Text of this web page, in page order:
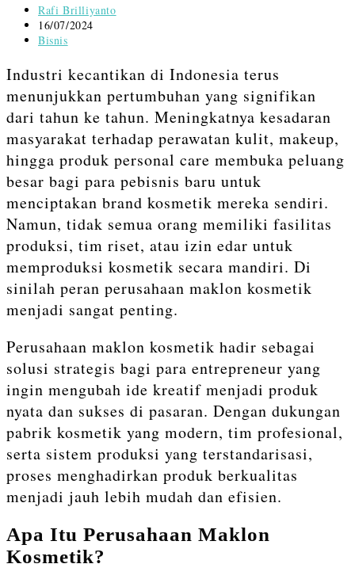
Post
author:
Rafi Brilliyanto
Post
published:
16/07/2024
Post
Bisnis
Industri kecantikan di Indonesia terus
menunjukkan pertumbuhan yang signifikan
dari tahun ke tahun. Meningkatnya kesadaran
masyarakat terhadap perawatan kulit, makeup,
hingga produk personal care membuka peluang
besar bagi para pebisnis baru untuk
menciptakan brand kosmetik mereka sendiri.
Namun, tidak semua orang memiliki fasilitas
produksi, tim riset, atau izin edar untuk
memproduksi kosmetik secara mandiri. Di
sinilah peran perusahaan maklon kosmetik
menjadi sangat penting.
Perusahaan maklon kosmetik hadir sebagai
solusi strategis bagi para entrepreneur yang
ingin mengubah ide kreatif menjadi produk
nyata dan sukses di pasaran. Dengan dukungan
pabrik kosmetik yang modern, tim profesional,
serta sistem produksi yang terstandarisasi,
proses menghadirkan produk berkualitas
menjadi jauh lebih mudah dan efisien.
Apa Itu Perusahaan Maklon
Kosmetik?